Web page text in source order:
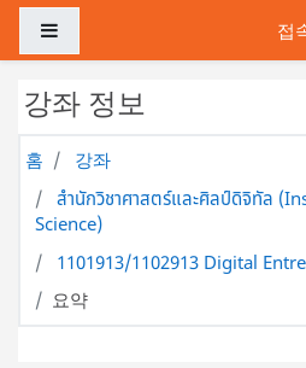
메인 콘텐츠로 건너뛰기
접
강좌 정보
홈
강좌
สำนักวิชาศาสตร์และศิลป์ดิจิทัล
Science)
1101913/1102913 Digital
요약